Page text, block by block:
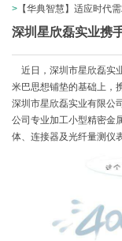
> 【华典智慧】适应时代
深圳星欣磊实业携
近日，深圳市星欣磊实
米巴思想铺垫的基础上，
深圳市星欣磊实业有限公
公司专业加工小型精密金
体、连接器及光纤量测仪